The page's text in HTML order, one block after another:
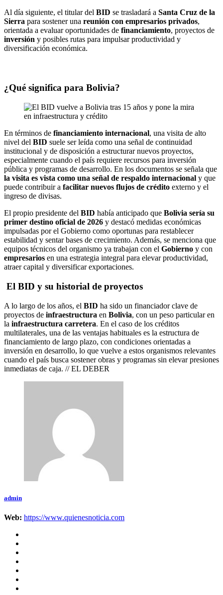
Al día siguiente, el titular del BID se trasladará a Santa Cruz de la
Sierra para sostener una reunión con empresarios privados,
orientada a evaluar oportunidades de financiamiento, proyectos de
inversión y posibles rutas para impulsar productividad y
diversificación económica.
¿Qué significa para Bolivia?
En términos de financiamiento internacional, una visita de alto
nivel del BID suele ser leída como una señal de continuidad
institucional y de disposición a estructurar nuevos proyectos,
especialmente cuando el país requiere recursos para inversión
pública y programas de desarrollo. En los documentos se señala que
la visita es vista como una señal de respaldo internacional y que
puede contribuir a facilitar nuevos flujos de crédito externo y el
ingreso de divisas.
El propio presidente del BID había anticipado que Bolivia sería su
primer destino oficial de 2026 y destacó medidas económicas
impulsadas por el Gobierno como oportunas para restablecer
estabilidad y sentar bases de crecimiento. Además, se menciona que
equipos técnicos del organismo ya trabajan con el Gobierno y con
empresarios en una estrategia integral para elevar productividad,
atraer capital y diversificar exportaciones.
El BID y su historial de proyectos
A lo largo de los años, el BID ha sido un financiador clave de
proyectos de infraestructura en Bolivia, con un peso particular en
la infraestructura carretera. En el caso de los créditos
multilaterales, una de las ventajas habituales es la estructura de
financiamiento de largo plazo, con condiciones orientadas a
inversión en desarrollo, lo que vuelve a estos organismos relevantes
cuando el país busca sostener obras y programas sin elevar presiones
inmediatas de caja. // EL DEBER
admin
Web: https://www.quienesnoticia.com